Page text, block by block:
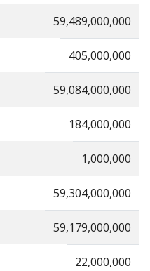
59,489,000,000
405,000,000
59,084,000,000
184,000,000
1,000,000
59,304,000,000
59,179,000,000
22,000,000